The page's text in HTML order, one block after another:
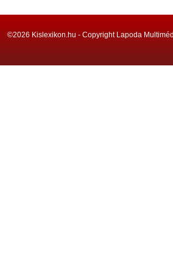
©2026 Kislexikon.hu - Copyright Lapoda